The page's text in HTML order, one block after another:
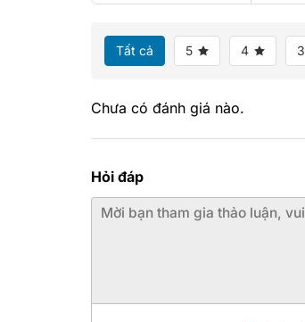
Tất cả 5 4 3
Chưa có đánh giá nào.
Hỏi đáp